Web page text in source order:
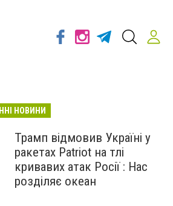
НОВИНИ
Трамп відмовив Україні у
ракетах Patriot на тлі
кривавих атак Росії : Нас
розділяє океан